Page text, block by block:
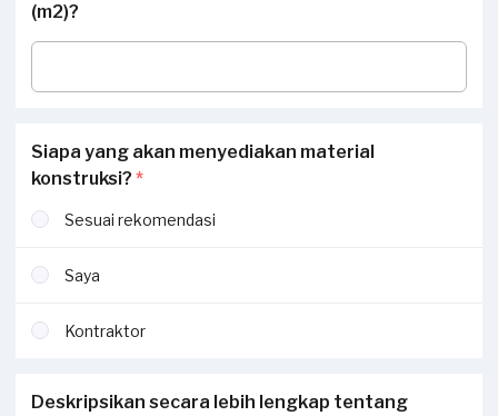
(m2)?
Siapa yang akan menyediakan material
konstruksi? *
Sesuai rekomendasi
Saya
Kontraktor
Deskripsikan secara lebih lengkap tentang